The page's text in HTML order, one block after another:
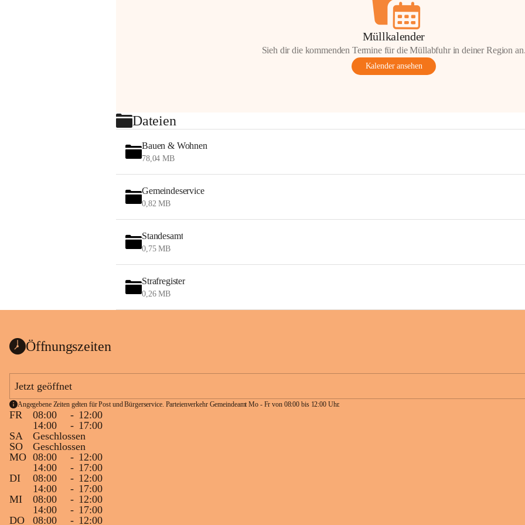
Müllkalender
Sieh dir die kommenden Termine für die Müllabfuhr in deiner Region
Kalender ansehen
Dateien
Bauen & Wohnen
78,04 MB
Gemeindeservice
0,82 MB
Standesamt
0,75 MB
Strafregister
0,26 MB
Öffnungszeiten
Jetzt geöffnet
Angegebene Zeiten gelten für Post und Bürgerservice. Parteienverkehr Gemeindeamt Mo - Fr von 08:00 bis 12:00 Uhr.
FR 08:00 - 12:00
14:00
- 17:00
SA
Geschlossen
SO
Geschlossen
MO 08:00 - 12:00
14:00
- 17:00
DI
08:00 - 12:00
14:00
- 17:00
MI
08:00 - 12:00
14:00
- 17:00
DO
08:00 - 12:00